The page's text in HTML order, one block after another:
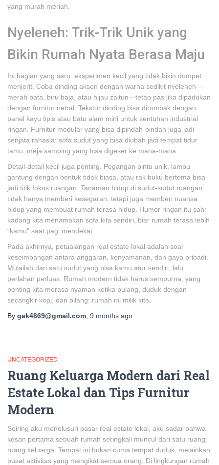
yang murah meriah.
Nyeleneh: Trik-Trik Unik yang
Bikin Rumah Nyata Berasa Maju
Ini bagian yang seru: eksperimen kecil yang tidak bikin dompet
menjerit. Coba dinding aksen dengan warna sedikit nyeleneh—
merah bata, biru baja, atau hijau zaitun—tetap pas jika dipadukan
dengan furnitur netral. Tekstur dinding bisa dirombak dengan
panel kayu tipis atau batu alam mini untuk sentuhan industrial
ringan. Furnitur modular yang bisa dipindah-pindah juga jadi
senjata rahasia: sofa sudut yang bisa diubah jadi tempat tidur
tamu, meja samping yang bisa digeser ke mana-mana.
Detail-detail kecil juga penting. Pegangan pintu unik, lampu
gantung dengan bentuk tidak biasa, atau rak buku bertema bisa
jadi titik fokus ruangan. Tanaman hidup di sudut-sudut ruangan
tidak hanya memberi kesegaran, tetapi juga memberi nuansa
hidup yang membuat rumah terasa hidup. Humor ringan itu sah:
kadang kita menamakan sofa kita sendiri, biar rumah terasa lebih
“kamu” saat pagi mendekat.
Pada akhirnya, petualangan real estate lokal adalah soal
keseimbangan antara anggaran, kenyamanan, dan gaya pribadi.
Mulailah dari satu sudut yang bisa kamu atur sendiri, lalu
perlahan perluas. Rumah modern tidak harus sempurna; yang
penting kita merasa nyaman ketika pulang, duduk dengan
secangkir kopi, dan bilang: rumah ini milik kita.
By gek4869@gmail.com 9 months ago
UNCATEGORIZED
Ruang Keluarga Modern dari Real
Estate Lokal dan Tips Furnitur
Modern
Seiring aku menelusuri pasar real estate lokal, aku sadar bahwa
kesan pertama sebuah rumah seringkali muncul dari satu ruang:
ruang keluarga. Tempat ini bukan cuma tempat duduk, melainkan
pusat aktivitas yang mengikat semua orang. Di lingkungan rumah